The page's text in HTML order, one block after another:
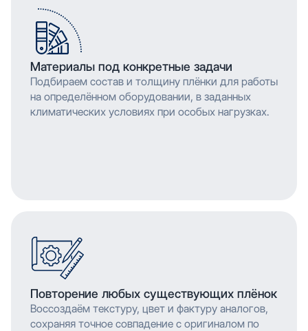
Материалы под конкретные задачи
Подбираем состав и толщину плёнки для работы
на определённом оборудовании, в заданных
климатических условиях при особых нагрузках.
Повторение любых существующих плёнок
Воссоздаём текстуру, цвет и фактуру аналогов,
сохраняя точное совпадение с оригиналом по